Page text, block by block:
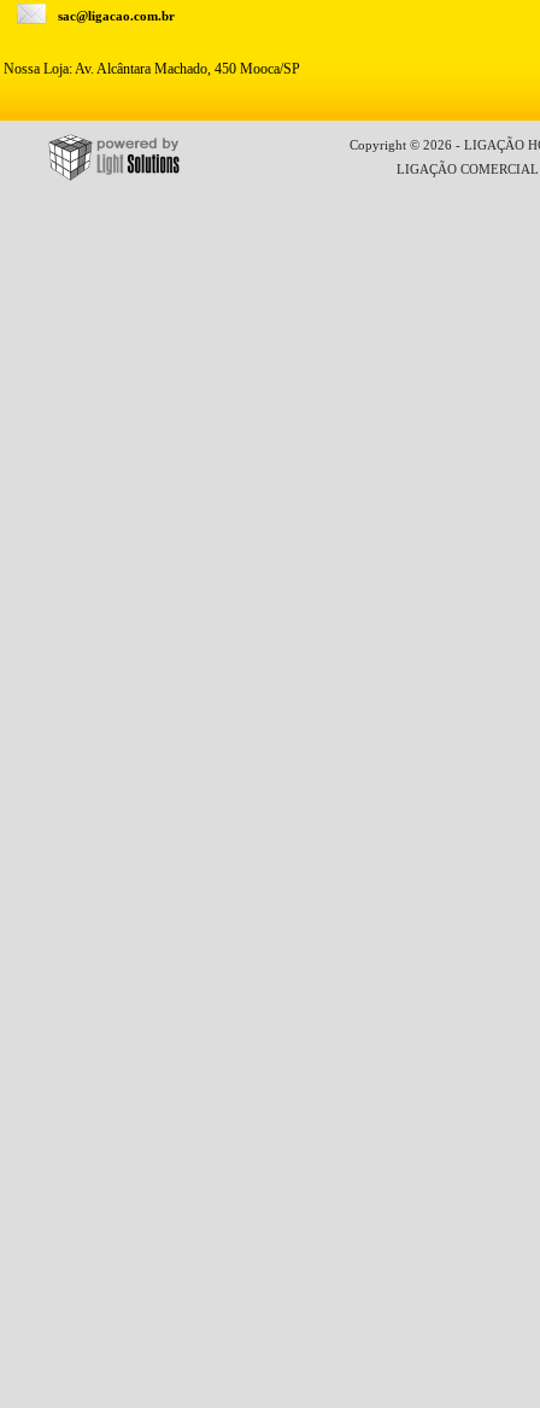
sac@ligacao.com.br
Nossa Loja: Av. Alcântara Machado, 450 Mooca/SP
Copyright © 2026 - LIGAÇÃO
LIGAÇÃO